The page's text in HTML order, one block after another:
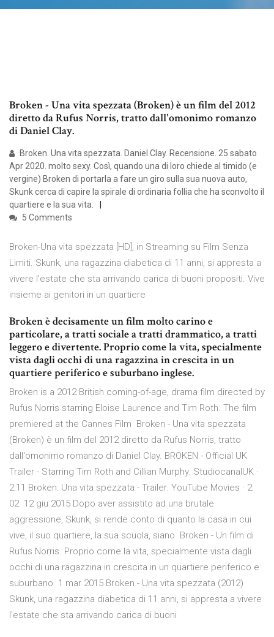
Broken - Una vita spezzata (Broken) è un film del 2012
diretto da Rufus Norris, tratto dall'omonimo romanzo
di Daniel Clay.
Broken. Una vita spezzata. Daniel Clay. Recensione. 25 sabato
Apr 2020. molto sexy. Così, quando una di loro chiede al timido (e
vergine) Broken di portarla a fare un giro sulla sua nuova auto,
Skunk cerca di capire la spirale di ordinaria follia che ha sconvolto il
quartiere e la sua vita.
5 Comments
Broken-Una vita spezzata [HD], in Streaming su Film Senza
Limiti. Skunk, una ragazzina diabetica di 11 anni, si appresta a
vivere l'estate che sta arrivando carica di buoni propositi. Vive
insieme ai genitori in un quartiere
Broken è decisamente un film molto carino e
particolare, a tratti sociale a tratti drammatico, a tratti
leggero e divertente. Proprio come la vita, specialmente
vista dagli occhi di una ragazzina in crescita in un
quartiere periferico e suburbano inglese.
Broken is a 2012 British coming-of-age, drama film directed by
Rufus Norris starring Eloise Laurence and Tim Roth. The film
premiered at the Cannes Film Broken - Una vita spezzata
(Broken) è un film del 2012 diretto da Rufus Norris, tratto
dall'omonimo romanzo di Daniel Clay. BROKEN - Official UK
Trailer - Starring Tim Roth and Cillian Murphy. StudiocanalUK ·
2:11 Broken: Una vita spezzata - Trailer. YouTube Movies · 2:
02 12 giu 2015 Dopo aver assistito ad una brutale
aggressione, Skunk, si rende conto di quanto la casa in cui
vive, il suo quartiere, la sua scuola, siano Broken - Un film di
Rufus Norris. Proprio come la vita, specialmente vista dagli
occhi di una ragazzina in crescita in un quartiere periferico e
suburbano 1 mar 2015 Broken - Una vita spezzata (2012)
Skunk, una ragazzina diabetica di 11 anni, si appresta a vivere
l'estate che sta arrivando carica di buoni